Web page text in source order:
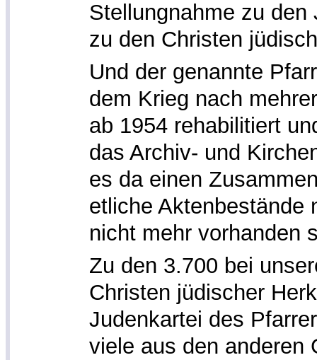
Stellungnahme zu
zu den Christen
Und der genannte
dem Krieg nach
ab 1954 rehabilitiert
das Archiv- und
es da einen
etliche Aktenbestände
nicht mehr vorhanden
Zu den 3.700 bei
Christen jüdischer
Judenkartei des
viele aus den anderen